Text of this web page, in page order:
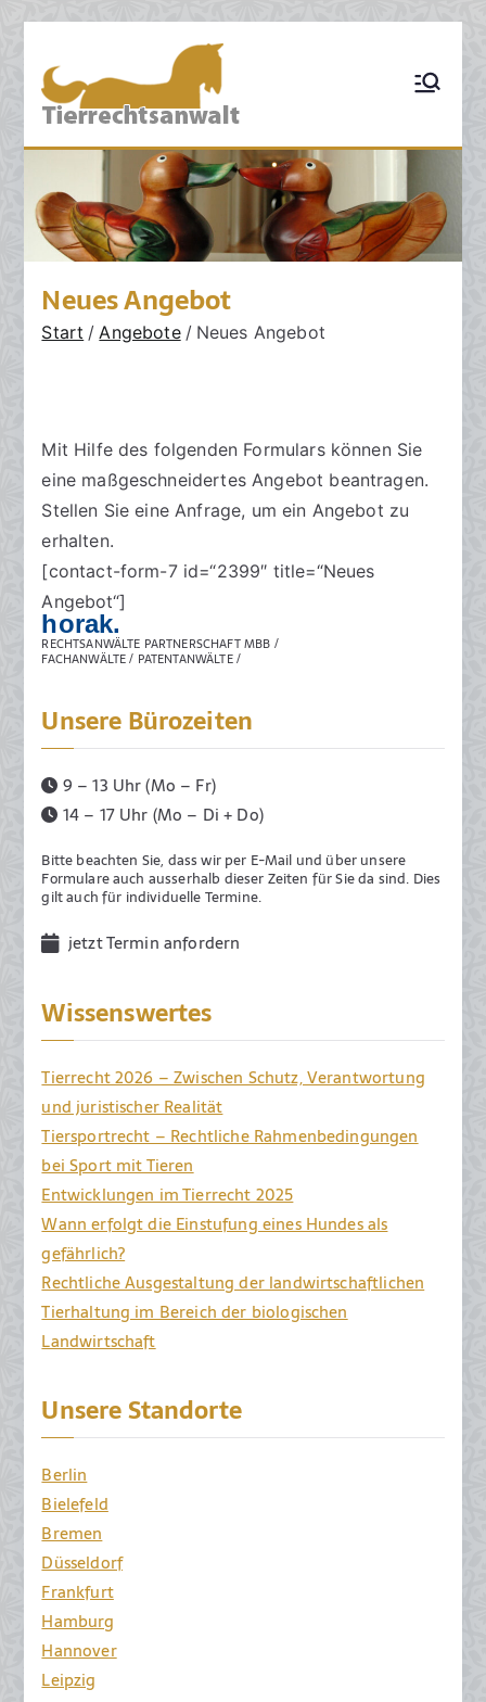
Inhalt
springen
TIERRECHT
SANWALT:
Kanzlei für
Tierrecht
Tierhalterrecht,
Tierarztrecht,
Tierschutzrecht,
Grosstierrecht,
Hunderecht,
Nutztierrecht,
Tierzuchtrecht,
Schadensrecht,
Versicherungsrecht
Neues Angebot
Start Angebote Neues Angebot
Mit Hilfe des folgenden Formulars können Sie
eine maßgeschneidertes Angebot beantragen.
Stellen Sie eine Anfrage, um ein Angebot zu
erhalten.
[contact-form-7 id=“2399″ title=“Neues
Angebot“]
horak.
RECHTSANWÄLTE PARTNERSCHAFT MBB /
FACHANWÄLTE / PATENTANWÄLTE /
Unsere Bürozeiten
9 – 13 Uhr (Mo – Fr)
14 – 17 Uhr (Mo – Di + Do)
Bitte beachten Sie, dass wir per E-Mail und über unsere
Formulare auch ausserhalb dieser Zeiten für Sie da sind. Dies
gilt auch für individuelle Termine.
jetzt Termin anfordern
Wissenswertes
Tierrecht 2026 – Zwischen Schutz, Verantwortung
und juristischer Realität
Tiersportrecht – Rechtliche Rahmenbedingungen
bei Sport mit Tieren
Entwicklungen im Tierrecht 2025
Wann erfolgt die Einstufung eines Hundes als
gefährlich?
Rechtliche Ausgestaltung der landwirtschaftlichen
Tierhaltung im Bereich der biologischen
Landwirtschaft
Unsere Standorte
Berlin
Bielefeld
Bremen
Düsseldorf
Frankfurt
Hamburg
Hannover
Leipzig